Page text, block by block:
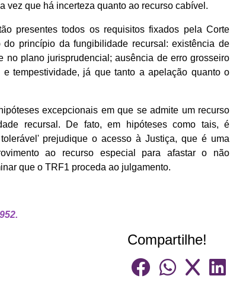
vez que há incerteza quanto ao recurso cabível.
presentes todos os requisitos fixados pela Corte
princípio da fungibilidade recursal: existência de
plano jurisprudencial; ausência de erro grosseiro
tempestividade, já que tanto a apelação quanto o
excepcionais em que se admite um recurso
recursal. De fato, em hipóteses como tais, é
prejudique o acesso à Justiça, que é uma
ao recurso especial para afastar o não
que o TRF1 proceda ao julgamento.
Compartilhe!